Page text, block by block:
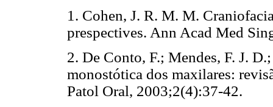
1. Cohen, J. R. M. M.
prespectives. Ann Acad Med
2. De Conto, F.; Mendes, F. J.
monostótica dos maxilares:
Patol Oral, 2003;2(4):37-